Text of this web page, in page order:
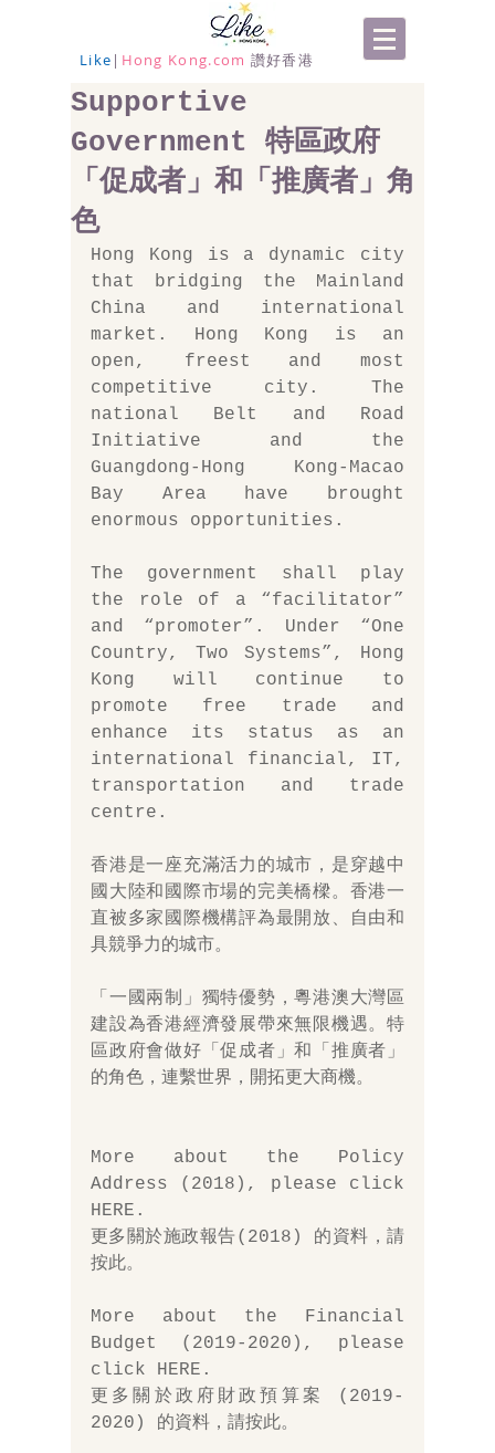
Like | Hong Kong.com 讚好香港
Supportive
Government 特區政府
「促成者」和「推廣者」角
色
Hong Kong is a dynamic city
that bridging the Mainland
China and international
market. Hong Kong is an
open, freest and most
competitive city. The
national Belt and Road
Initiative and the
Guangdong-Hong Kong-Macao
Bay Area have brought
enormous opportunities.
The government shall play
the role of a “facilitator”
and “promoter”. Under “One
Country, Two Systems”, Hong
Kong will continue to
promote free trade and
enhance its status as an
international financial, IT,
transportation and trade
centre.
香港是一座充滿活力的城市，是穿越中
國大陸和國際市場的完美橋樑。香港一
直被多家國際機構評為最開放、自由和
具競爭力的城市。
「一國兩制」獨特優勢，粵港澳大灣區
建設為香港經濟發展帶來無限機遇。特
區政府會做好「促成者」和「推廣者」
的角色，連繫世界，開拓更大商機。
More about the Policy
HERE .
更多關於施政報告(2018) 的資料，請
按此。
More about the Financial
Budget (2019-2020), please
click HERE .
更多關於政府財政預算案 (2019-
2020) 的資料，請按此。